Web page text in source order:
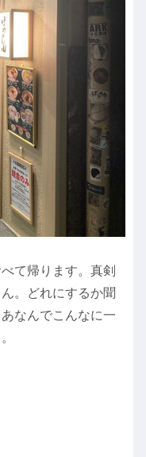
て帰ります。真剣
。どれにするか聞
なんでこんなに一